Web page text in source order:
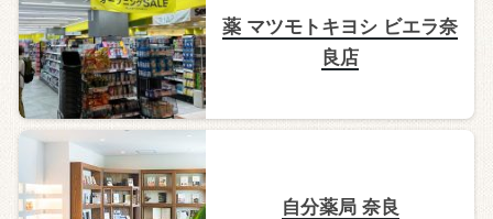
薬 マツモトキヨシ ビエラ奈
良店
自分薬局 奈良